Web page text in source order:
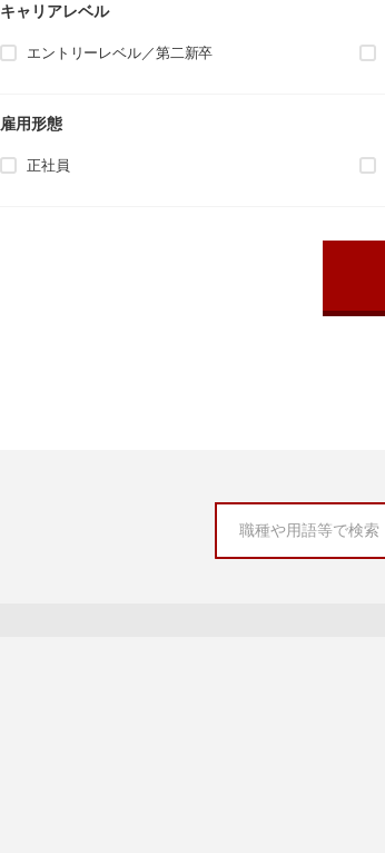
キャリアレベル
エントリーレベル／第二新卒
雇用形態
正社員